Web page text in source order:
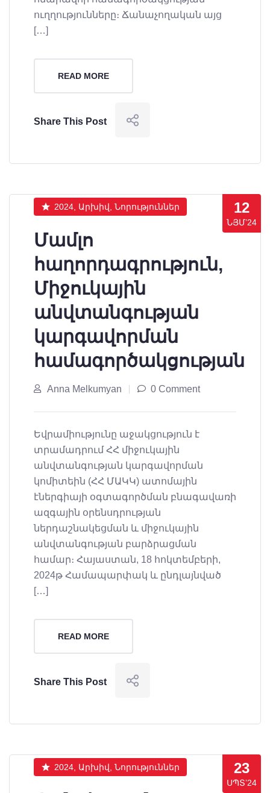
ուղղությունները։ Ճանաչողական այց
[…]
READ MORE
Share This Post
12
ՆՅՄ’24
2024, Արխիվ, Նորություններ
Մամլո
հաղորդագրություն,
Միջուկային
անվտանգության
կարգավորման
համագործակցության
Anna Melkumyan 0 Comment
Եվրամիությունը աջակցություն է
տրամադրում ՀՀ միջուկային
անվտանգության կարգավորման
կոմիտեին (ՀՀ ՄԱԿԿ) ատոմային
էներգիայի օգտագործման բնագավառի
ազգային օրենսդրության
ներդաշնակեցման և միջուկային
անվտանգության բարձրացման
համար։ Հայաստան, 18 հոկտեմբերի,
2024թ Համապարփակ և ընդլայնված
[…]
READ MORE
Share This Post
23
ՍՊՏ’24
2024, Արխիվ, Նորություններ